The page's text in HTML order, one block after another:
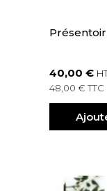
40,00 €
48,00 € TTC